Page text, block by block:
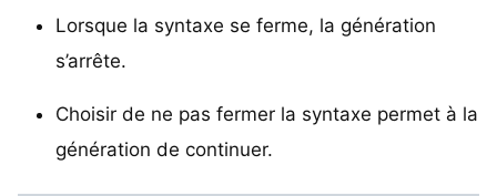
Lorsque la syntaxe se ferme, la génération
s’arrête.
Choisir de ne pas fermer la syntaxe permet à la
génération de continuer.